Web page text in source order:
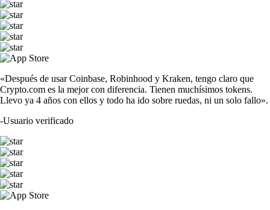
«Después de usar Coinbase, Robinhood y Kraken, tengo claro que
Crypto.com es la mejor con diferencia. Tienen muchísimos tokens.
Llevo ya 4 años con ellos y todo ha ido sobre ruedas, ni un solo fallo».
-Usuario verificado